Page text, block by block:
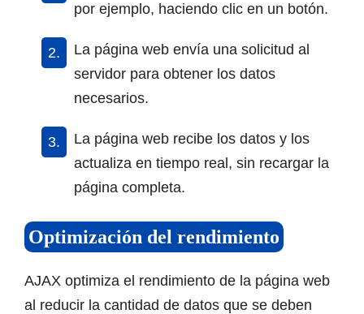
por ejemplo, haciendo clic en un botón.
La página web envía una solicitud al
servidor para obtener los datos
necesarios.
La página web recibe los datos y los
actualiza en tiempo real, sin recargar la
página completa.
Optimización del rendimiento
AJAX optimiza el rendimiento de la página web
al reducir la cantidad de datos que se deben